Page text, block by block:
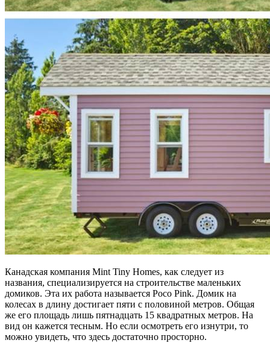
Канадская компания Mint Tiny Homes, как следует из
названия, специализируется на строительстве маленьких
домиков. Эта их работа называется Poco Pink. Домик на
колесах в длину достигает пяти с половиной метров. Общая
же его площадь лишь пятнадцать 15 квадратных метров. На
вид он кажется тесным. Но если осмотреть его изнутри, то
можно увидеть, что здесь достаточно просторно.